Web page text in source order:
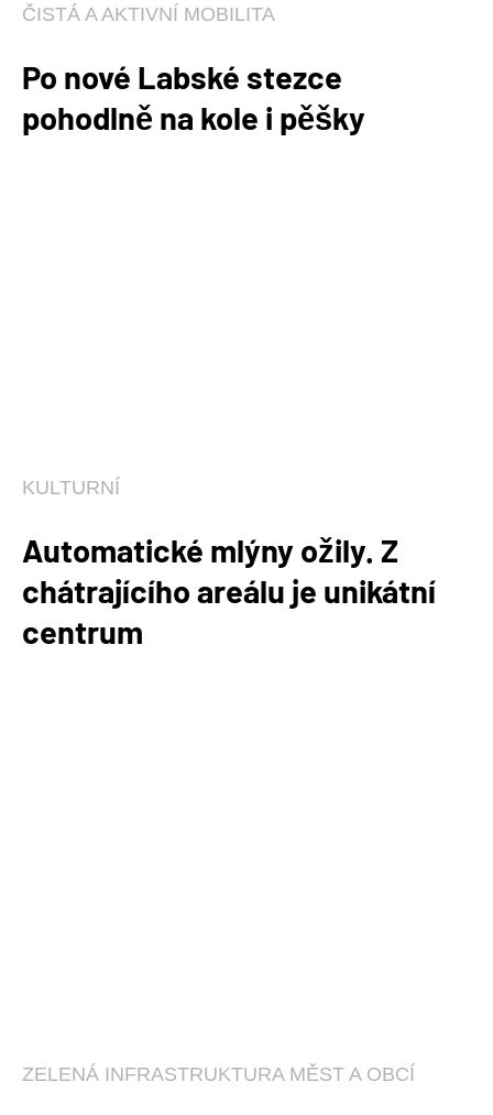
ČISTÁ A AKTIVNÍ MOBILITA
Po nové Labské stezce
pohodlně na kole i pěšky
KULTURNÍ
Automatické mlýny ožily. Z
chátrajícího areálu je unikátní
centrum
ZELENÁ INFRASTRUKTURA MĚST A OBCÍ